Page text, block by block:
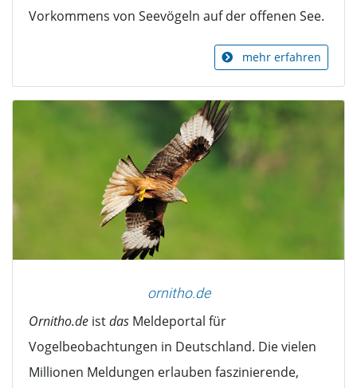
Vorkommens von Seevögeln auf der offenen See.
mehr erfahren
ornitho.de
Ornitho.de istdas Meldeportal für
Vogelbeobachtungen in Deutschland. Die vielen
Millionen Meldungen erlauben faszinierende,